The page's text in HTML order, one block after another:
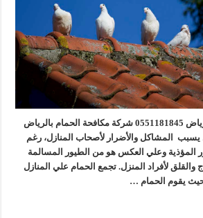
شركة مكافحة الحمام بالرياض 0551181845 شركة مكافحة الحمام بالرياض
يسبب المشاكل والأضرار لأصحاب المنازل، رغم
المؤذية وعلي العكس هو من الطيور المسالمة
والقلق لأفراد المنزل. تجمع الحمام علي المنازل
يقوم الحمام …